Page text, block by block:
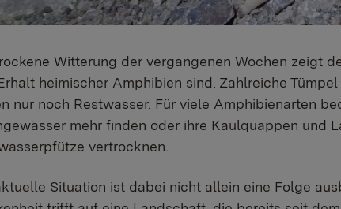
Witterung der vergangenen Wochen zeigt
heimischer Amphibien sind. Zahlreiche
nur noch Restwasser. Für viele Amphibienarten
mehr finden oder ihre Kaulquappen und
vertrocknen.
Situation ist dabei nicht allein eine Folge